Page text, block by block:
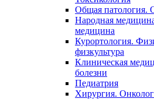
Общая патология.
Народная
медицина
Курортология.
физкультура
Клиническая
болезни
Педиатрия
Хирургия.